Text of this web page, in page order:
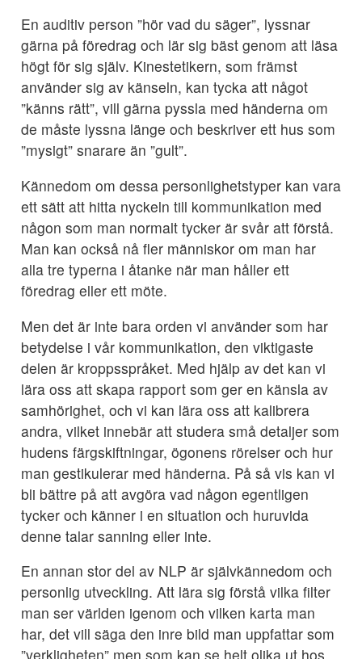
En auditiv person ”hör vad du säger”, lyssnar
gärna på föredrag och lär sig bäst genom att läsa
högt för sig själv. Kinestetikern, som främst
använder sig av känseln, kan tycka att något
”känns rätt”, vill gärna pyssla med händerna om
de måste lyssna länge och beskriver ett hus som
”mysigt” snarare än ”gult”.
Kännedom om dessa personlighetstyper kan vara
ett sätt att hitta nyckeln till kommunikation med
någon som man normalt tycker är svår att förstå.
Man kan också nå fler människor om man har
alla tre typerna i åtanke när man håller ett
föredrag eller ett möte.
Men det är inte bara orden vi använder som har
betydelse i vår kommunikation, den viktigaste
delen är kroppsspråket. Med hjälp av det kan vi
lära oss att skapa rapport som ger en känsla av
samhörighet, och vi kan lära oss att kalibrera
andra, vilket innebär att studera små detaljer som
hudens färgskiftningar, ögonens rörelser och hur
man gestikulerar med händerna. På så vis kan vi
bli bättre på att avgöra vad någon egentligen
tycker och känner i en situation och huruvida
denne talar sanning eller inte.
En annan stor del av NLP är självkännedom och
personlig utveckling. Att lära sig förstå vilka filter
man ser världen igenom och vilken karta man
har, det vill säga den inre bild man uppfattar som
”verkligheten” men som kan se helt olika ut hos